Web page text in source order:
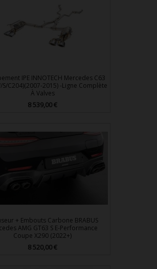
IPE INNOTECH Mercedes C63
S/C204)(2007-2015) -Ligne Complète
À Valves
Prix
8 539,00 €
+ Embouts Carbone BRABUS
AMG GT63 S E-Performance
Coupe X290 (2022+)
Prix
8 520,00 €